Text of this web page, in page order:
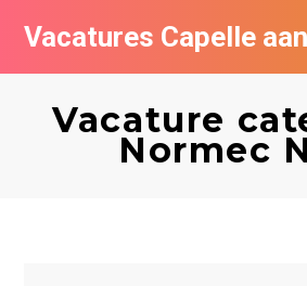
Vacatures Capelle
Vacature
Normec